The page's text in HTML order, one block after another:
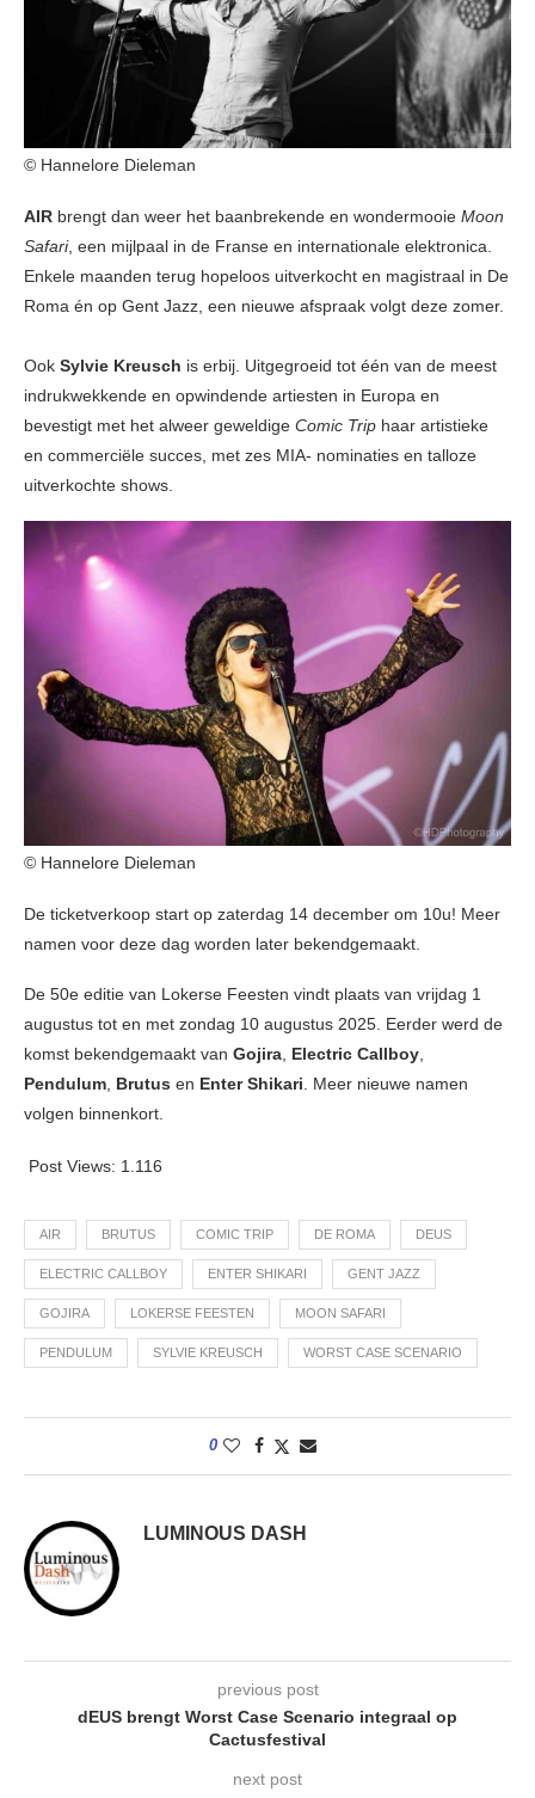
© Hannelore Dieleman
AIR brengt dan weer het baanbrekende en wondermooie Moon
Safari, een mijlpaal in de Franse en internationale elektronica.
Enkele maanden terug hopeloos uitverkocht en magistraal in De
Roma én op Gent Jazz, een nieuwe afspraak volgt deze zomer.
Ook Sylvie Kreusch is erbij. Uitgegroeid tot één van de meest
indrukwekkende en opwindende artiesten in Europa en
bevestigt met het alweer geweldige Comic Trip haar artistieke
en commerciële succes, met zes MIA- nominaties en talloze
uitverkochte shows.
© Hannelore Dieleman
De ticketverkoop start op zaterdag 14 december om 10u! Meer
namen voor deze dag worden later bekendgemaakt.
De 50e editie van Lokerse Feesten vindt plaats van vrijdag 1
augustus tot en met zondag 10 augustus 2025. Eerder werd de
komst bekendgemaakt van Gojira, Electric Callboy,
Pendulum, Brutus en Enter Shikari. Meer nieuwe namen
volgen binnenkort.
Post Views: 1.116
AIR BRUTUS COMIC TRIP DE ROMA DEUS
ELECTRIC CALLBOY ENTER SHIKARI GENT JAZZ
GOJIRA LOKERSE FEESTEN MOON SAFARI
PENDULUM SYLVIE KREUSCH WORST CASE SCENARIO
0
LUMINOUS DASH
previous post
dEUS brengt Worst Case Scenario integraal op
Cactusfestival
next post